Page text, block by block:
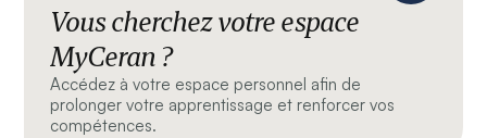
Vous cherchez votre espace
MyCeran ?
Accédez à votre espace personnel afin de
prolonger votre apprentissage et renforcer vos
compétences.